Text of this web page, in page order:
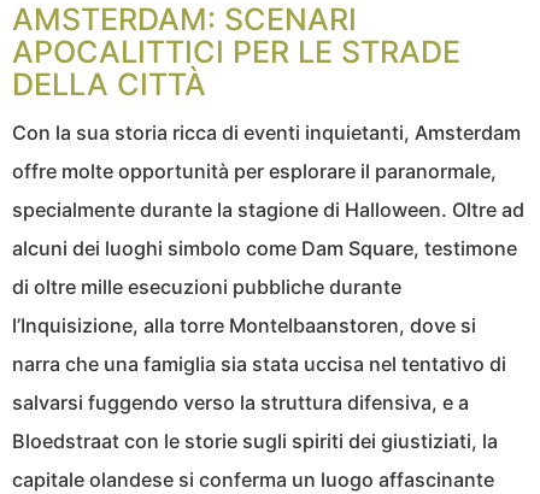
AMSTERDAM: SCENARI
APOCALITTICI PER LE STRADE
DELLA CITTÀ
Con la sua storia ricca di eventi inquietanti, Amsterdam
offre molte opportunità per esplorare il paranormale,
specialmente durante la stagione di Halloween. Oltre ad
alcuni dei luoghi simbolo come Dam Square, testimone
di oltre mille esecuzioni pubbliche durante
l’Inquisizione, alla torre Montelbaanstoren, dove si
narra che una famiglia sia stata uccisa nel tentativo di
salvarsi fuggendo verso la struttura difensiva, e a
Bloedstraat con le storie sugli spiriti dei giustiziati, la
capitale olandese si conferma un luogo affascinante